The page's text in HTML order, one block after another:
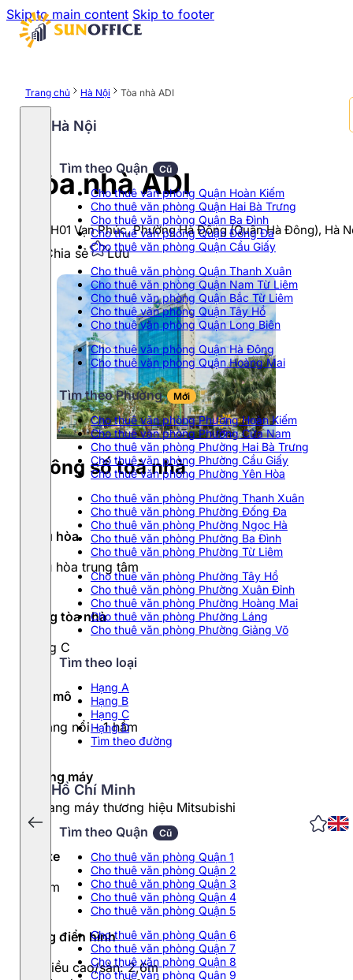
Skip to main content Skip to footer
Hà Nội
Tìm theo Quận Cũ
Cho thuê văn phòng Quận Hoàn Kiếm
Cho thuê văn phòng Quận Hai Bà Trưng
Cho thuê văn phòng Quận Ba Đình
Cho thuê văn phòng Quận Đống Đa
Cho thuê văn phòng Quận Cầu Giấy
Cho thuê văn phòng Quận Thanh Xuân
Cho thuê văn phòng Quận Nam Từ Liêm
Cho thuê văn phòng Quận Bắc Từ Liêm
Cho thuê văn phòng Quận Tây Hồ
Cho thuê văn phòng Quận Long Biên
Cho thuê văn phòng Quận Hà Đông
Cho thuê văn phòng Quận Hoàng Mai
Tìm theo Phường Mới
Cho thuê văn phòng Phường Hoàn Kiếm
Cho thuê văn phòng Phường Cửa Nam
Cho thuê văn phòng Phường Hai Bà Trưng
Cho thuê văn phòng Phường Cầu Giấy
Cho thuê văn phòng Phường Yên Hòa
Cho thuê văn phòng Phường Thanh Xuân
Cho thuê văn phòng Phường Đống Đa
Cho thuê văn phòng Phường Ngọc Hà
Cho thuê văn phòng Phường Ba Đình
Cho thuê văn phòng Phường Từ Liêm
Cho thuê văn phòng Phường Tây Hồ
Cho thuê văn phòng Phường Xuân Đỉnh
Cho thuê văn phòng Phường Hoàng Mai
Cho thuê văn phòng Phường Láng
Cho thuê văn phòng Phường Giảng Võ
Tìm theo loại
Hạng A
Hạng B
Hạng C
Hạng D
Tìm theo đường
Hồ Chí Minh
Tìm theo Quận Cũ
Cho thuê văn phòng Quận 1
Cho thuê văn phòng Quận 2
Cho thuê văn phòng Quận 3
Cho thuê văn phòng Quận 4
Cho thuê văn phòng Quận 5
Cho thuê văn phòng Quận 6
Cho thuê văn phòng Quận 7
Cho thuê văn phòng Quận 8
Cho thuê văn phòng Quận 9
Trang chủ Hà Nội Tòa nhà ADI
Tòa nhà ADI
Lô HH01 Vạn Phúc, Phường Hà Đông (Quận Hà Đông), Hà
Chia sẻ Lưu
Thông số toà nhà
Điều hòa
Điều hòa trung tâm
Hạng tòa nhà
Hạng C
Quy mô
17 tầng nổi - 1 hầm
Thang máy
3 thang máy thương hiệu Mitsubishi
Đỗ xe
1 hầm
Tầng điển hình
- Chiều cao/sàn: 2,6m